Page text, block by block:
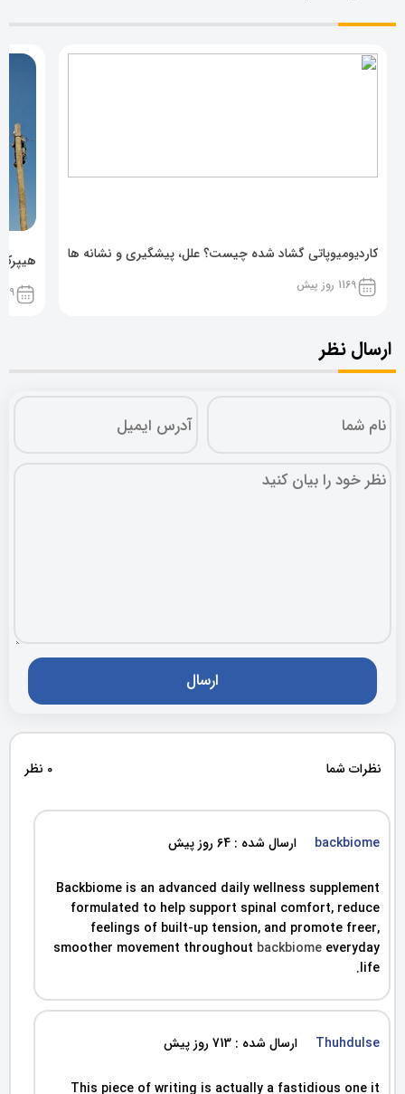
کاردیومیوپاتی گشاد شده چیست؟ علل، پیشگیری و نشانه ها
1169 روز پیش 1169
ارسال نظر
نظرات شما 0 نظر
backbiome ارسال شده : 64 روز پیش
Backbiome is an advanced daily wellness supplement
formulated to help support spinal comfort, reduce
feelings of built-up tension, and promote freer,
smoother movement throughout backbiome everyday
life.
Thuhdulse ارسال شده : 713 روز پیش
This piece of writing is actually a fastidious one it